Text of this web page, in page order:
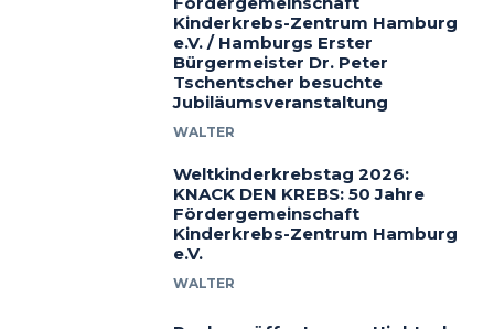
Kinderkrebs-Zentrum Hamburg
e.V. / Hamburgs Erster
Bürgermeister Dr. Peter
Tschentscher besuchte
Jubiläumsveranstaltung
WALTER
Weltkinderkrebstag 2026:
KNACK DEN KREBS: 50 Jahre
Fördergemeinschaft
Kinderkrebs-Zentrum Hamburg
e.V.
WALTER